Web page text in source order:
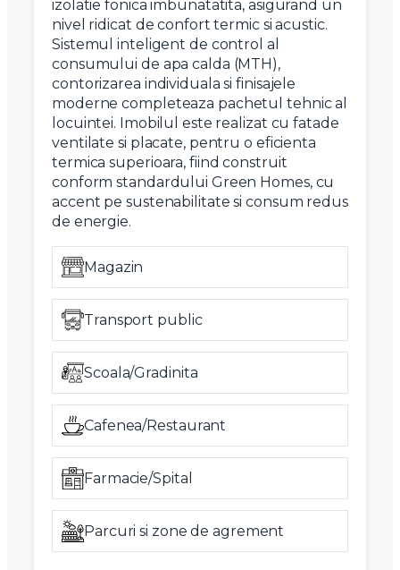
izolatie fonica imbunatatita, asigurand un
nivel ridicat de confort termic si acustic.
Sistemul inteligent de control al
consumului de apa calda (MTH),
contorizarea individuala si finisajele
moderne completeaza pachetul tehnic al
locuintei. Imobilul este realizat cu fatade
ventilate si placate, pentru o eficienta
termica superioara, fiind construit
conform standardului Green Homes, cu
accent pe sustenabilitate si consum redus
de energie.
Magazin
Transport public
Scoala/Gradinita
Cafenea/Restaurant
Farmacie/Spital
Parcuri si zone de agrement